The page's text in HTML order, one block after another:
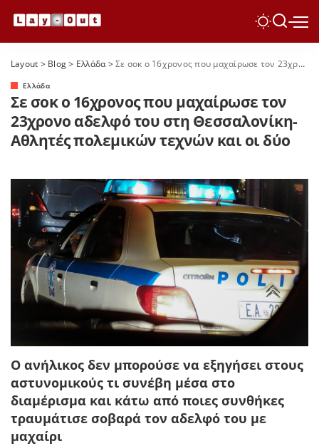
Layout > Blog> Ελλάδα>Σε σοκ ο 16χρονος που μαχαίρωσε τον 23χρονο αδελφό του στη Θεσσαλονίκη- Αθλητές πολεμικών τεχνών και οι δύο
Ελλάδα
Σε σοκ ο 16χρονος που μαχαίρωσε τον
23χρονο αδελφό του στη Θεσσαλονίκη-
Αθλητές πολεμικών τεχνών και οι δύο
Ο ανήλικος δεν μπορούσε να εξηγήσει στους
αστυνομικούς τι συνέβη μέσα στο
διαμέρισμα και κάτω από ποιες συνθήκες
τραυμάτισε σοβαρά τον αδελφό του με
μαχαίρι